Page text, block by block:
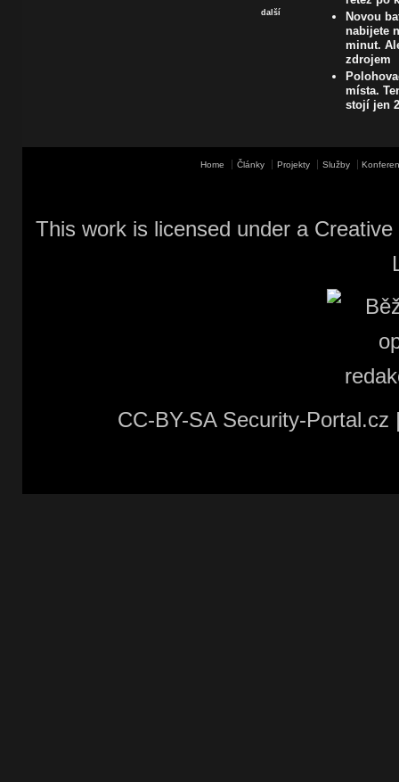
další
Novou
nabijete
minut.
zdrojem
místa.
stojí jen
Home Články Projekty Služby
This work is licensed under a
CC-BY-SA Security-